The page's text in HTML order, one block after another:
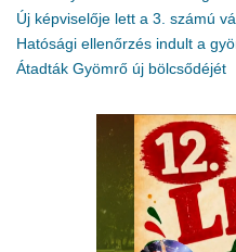
Új képviselője lett a 3. számú
Hatósági ellenőrzés indult a
Átadták Gyömrő új bölcsődéjét